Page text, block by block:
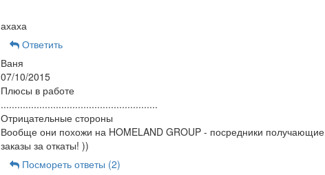
ахаха
Ответить
Ваня
07/10/2015
Плюсы в работе
.........................................................
Отрицательные стороны
Вообще они похожи на HOMELAND GROUP - посредники получающие
заказы за откаты! ))
Посмореть ответы (2)